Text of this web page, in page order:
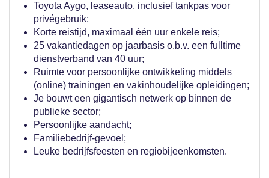
Toyota Aygo, leaseauto, inclusief tankpas voor
privégebruik;
Korte reistijd, maximaal één uur enkele reis;
25 vakantiedagen op jaarbasis o.b.v. een fulltime
dienstverband van 40 uur;
Ruimte voor persoonlijke ontwikkeling middels
(online) trainingen en vakinhoudelijke opleidingen;
Je bouwt een gigantisch netwerk op binnen de
publieke sector;
Persoonlijke aandacht;
Familiebedrijf-gevoel;
Leuke bedrijfsfeesten en regiobijeenkomsten.